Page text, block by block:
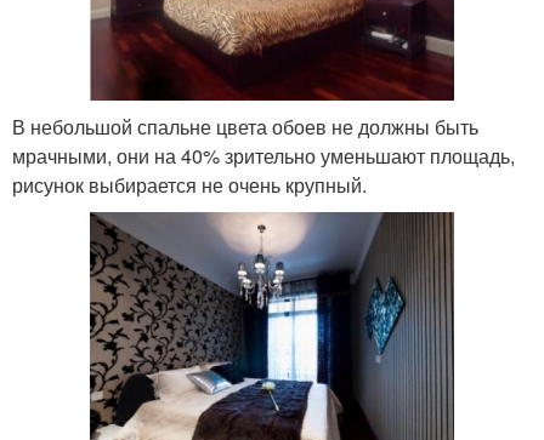
В небольшой спальне цвета обоев не должны быть
мрачными, они на 40% зрительно уменьшают площадь,
рисунок выбирается не очень крупный.